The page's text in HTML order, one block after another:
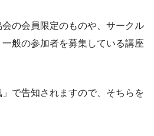
の会員限定のものや、サークル
般の参加者を募集している講座
で告知されますので、そちらを